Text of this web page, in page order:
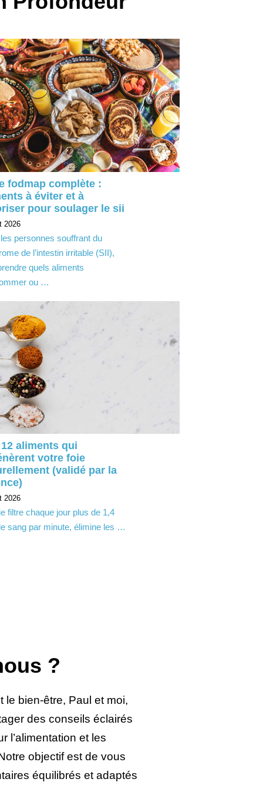
fodmap complète :
à éviter et à
pour soulager le sii
2026
personnes souffrant du
de l’intestin irritable (SII),
quels aliments
ou …
aliments qui
votre foie
(validé par la
2026
filtre chaque jour plus de 1,4
sang par minute, élimine les …
?
le bien-être, Paul et moi,
des conseils éclairés
l’alimentation et les
objectif est de vous
équilibrés et adaptés